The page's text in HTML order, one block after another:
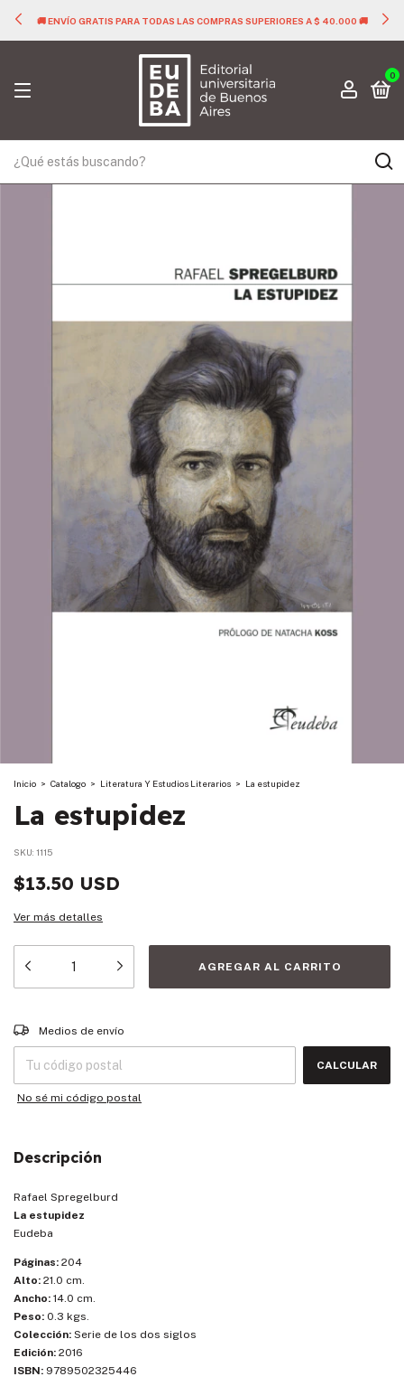
🚚 ENVÍO GRATIS PARA TODAS LAS COMPRAS SUPERIORES A $ 40.000 🚚
0
Inicio > Catalogo > Literatura Y Estudios Literarios > La estupidez
La estupidez
SKU: 1115
$13.50 USD
Ver más detalles
Entregas para el CP:
Medios de envío
CALCULAR
No sé mi código postal
Descripción
Rafael Spregelburd
La estupidez
Eudeba
Páginas: 204
Alto: 21.0 cm.
Ancho: 14.0 cm.
Peso: 0.3 kgs.
Colección: Serie de los dos siglos
Edición: 2016
ISBN: 9789502325446